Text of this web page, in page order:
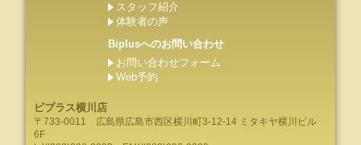
スタッフ紹介
体験者の声
Biplusへのお問い合わせ
お問い合わせフォーム
Web予約
ビプラス横川店
〒733-0011 広島県広島市西区横川町3-12-14 ミタキヤ横川ビル
6F